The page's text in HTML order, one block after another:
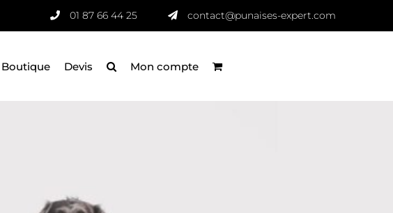
01 87 66 44 25 contact@punaises-expert.com
Boutique Devis Mon compte